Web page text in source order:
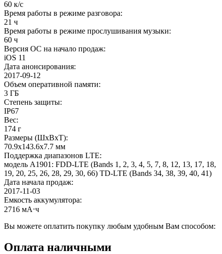
60 к/с
Время работы в режиме разговора:
21 ч
Время работы в режиме прослушивания музыки:
60 ч
Версия ОС на начало продаж:
iOS 11
Дата анонсирования:
2017-09-12
Объем оперативной памяти:
3 ГБ
Степень защиты:
IP67
Вес:
174 г
Размеры (ШxВxТ):
70.9x143.6x7.7 мм
Поддержка диапазонов LTE:
модель A1901: FDD-LTE (Bands 1, 2, 3, 4, 5, 7, 8, 12, 13, 17, 18,
19, 20, 25, 26, 28, 29, 30, 66) TD-LTE (Bands 34, 38, 39, 40, 41)
Дата начала продаж:
2017-11-03
Емкость аккумулятора:
2716 мА⋅ч
Вы можете оплатить покупку любым удобным Вам способом:
Оплата наличными